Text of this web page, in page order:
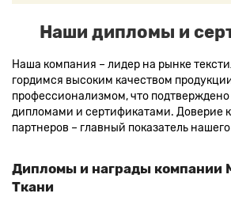
Наши дипломы и
Наша компания – лидер на рынке
гордимся высоким качеством
профессионализмом, что
дипломами и сертификатами. Доверие
партнеров – главный показатель
Дипломы и награды компании
Ткани